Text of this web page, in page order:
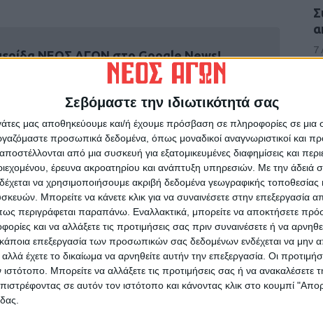
Σεβόμαστε την ιδιωτικότητά σας
μας αποθηκεύουμε και/ή έχουμε πρόσβαση σε πληροφορίες σε
προσωπικά δεδομένα, όπως μοναδικοί αναγνωριστικοί και
από μια συσκευή για εξατομικευμένες διαφημίσεις και
έρευνα ακροατηρίου και ανάπτυξη υπηρεσιών. Με την άδειά
να χρησιμοποιήσουμε ακριβή δεδομένα γεωγραφικής τοποθεσίας
Μπορείτε να κάνετε κλικ για να συναινέσετε στην επεξεργασία
περιγράφεται παραπάνω. Εναλλακτικά, μπορείτε να αποκτήσετε
και να αλλάξετε τις προτιμήσεις σας πριν συναινέσετε ή να
επεξεργασία των προσωπικών σας δεδομένων ενδέχεται να μην
έχετε το δικαίωμα να αρνηθείτε αυτήν την επεξεργασία. Οι
ιστότοπο. Μπορείτε να αλλάξετε τις προτιμήσεις σας ή να ανακαλέσετε
σε αυτόν τον ιστότοπο και κάνοντας κλικ στο κουμπί
ΝΕΟΣ ΑΓΩΝ στο Google News!
της Καρδίτσας και ευρύτερα της Θεσσαλίας
ΕΠΟΜΕΝΟ ΑΡΘΡΟ
Τρεις ρομά «άνοιγαν» σπίτια και καταστήματα
Εφημερίδα της Καρδίτσας
7
ο